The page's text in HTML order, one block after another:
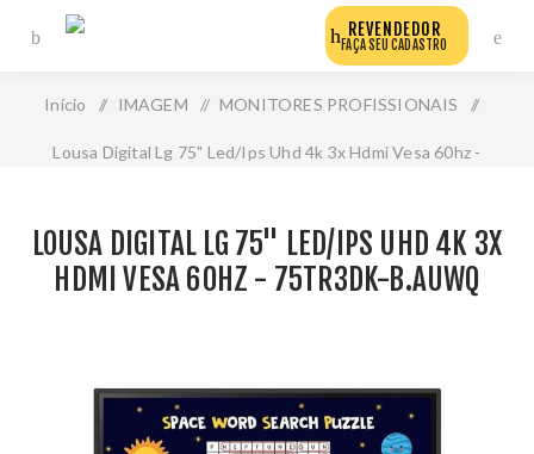
REVENDEDOR
FAÇA SEU CADASTRO
Início / IMAGEM / MONITORES PROFISSIONAIS /
Lousa Digital Lg 75" Led/Ips Uhd 4k 3x Hdmi Vesa 60hz -
LOUSA DIGITAL LG 75" LED/IPS UHD 4K 3X
HDMI VESA 60HZ - 75TR3DK-B.AUWQ